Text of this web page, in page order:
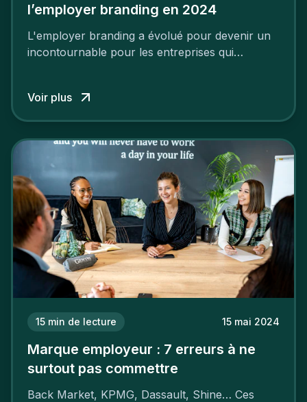
l’employer branding en 2024
L'employer branding a évolué pour devenir un
incontournable pour les entreprises qui
Voir plus
15 min de lecture 15 mai 2024
Marque employeur : 7 erreurs à ne
surtout pas commettre
Back Market, KPMG, Dassault, Shine… Ces